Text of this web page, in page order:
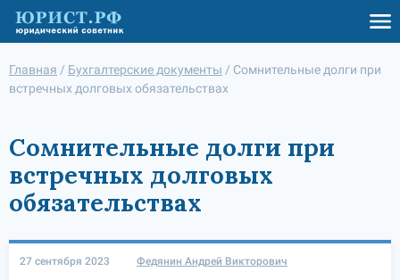
Главная / Бухгалтерские документы / Сомнительные долги при
встречных долговых обязательствах
Сомнительные долги при
встречных долговых
обязательствах
27 сентября 2023 Федянин Андрей Викторович